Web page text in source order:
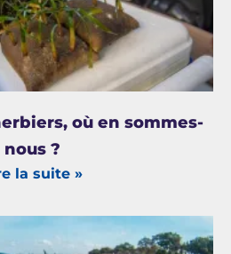
où en sommes-
nous ?
la suite »